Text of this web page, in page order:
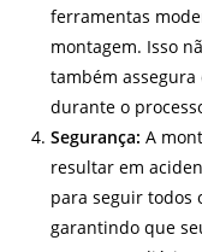
ferramentas
montagem. Isso
também
durante o
Segurança: A
resultar em
para seguir todos
garantindo que